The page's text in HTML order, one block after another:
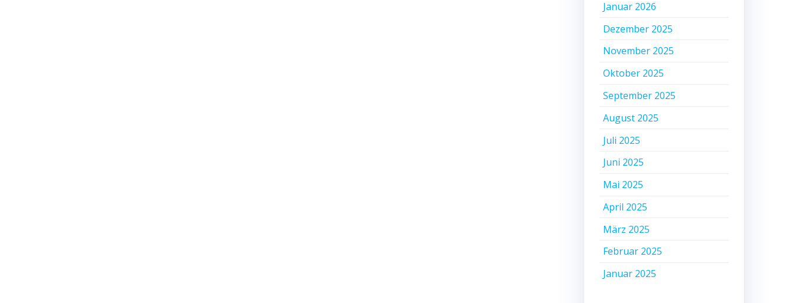
Januar 2026
Dezember 2025
November 2025
Oktober 2025
September 2025
August 2025
Juli 2025
Juni 2025
Mai 2025
April 2025
März 2025
Februar 2025
Januar 2025